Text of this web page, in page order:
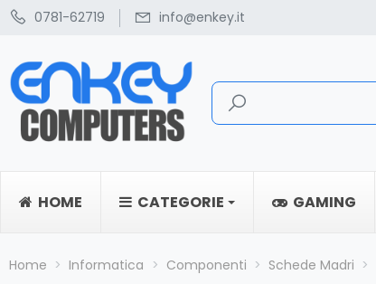
0781-62719 info@enkey.it
HOME CATEGORIE GAMING
Home Informatica Componenti Schede Madri